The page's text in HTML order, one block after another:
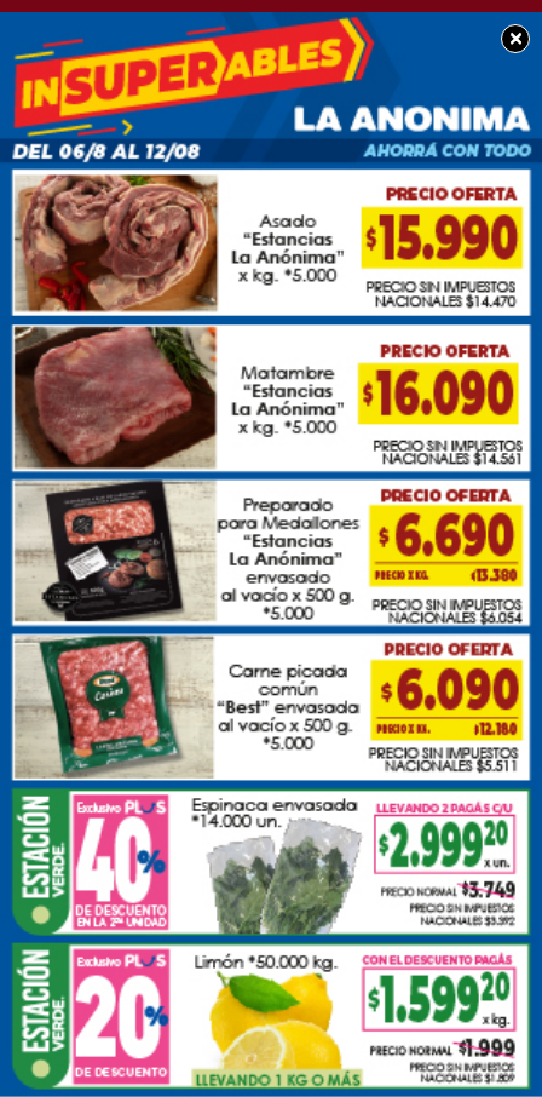
×
SOCIEDAD
La Suipachense fue
declarada en quiebra y
140 empleados se
quedan sin trabajo
Miercoles, 12 de Noviembre de 2025 . 20:14 Hs.
El juzgado Civil y Comercial N°7 de Mercedes
decretó la quiebra de Lácteos Conosur S.A., razón
social de la tradicional empresa láctea La
Suipachense, con una trayectoria de más de 70 años
en el mercado. La compañía viene de atravesar un